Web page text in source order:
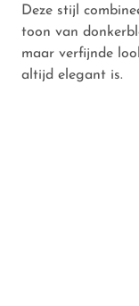
Deze stijl
toon van
maar verfijnde
altijd elegant is.